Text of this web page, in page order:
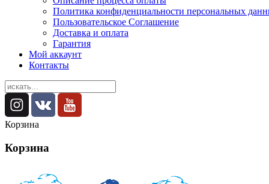
Политика конфиденциальности персональных
Пользовательское Соглашение
Доставка и оплата
Гарантия
Мой аккаунт
Контакты
Корзина
Корзина